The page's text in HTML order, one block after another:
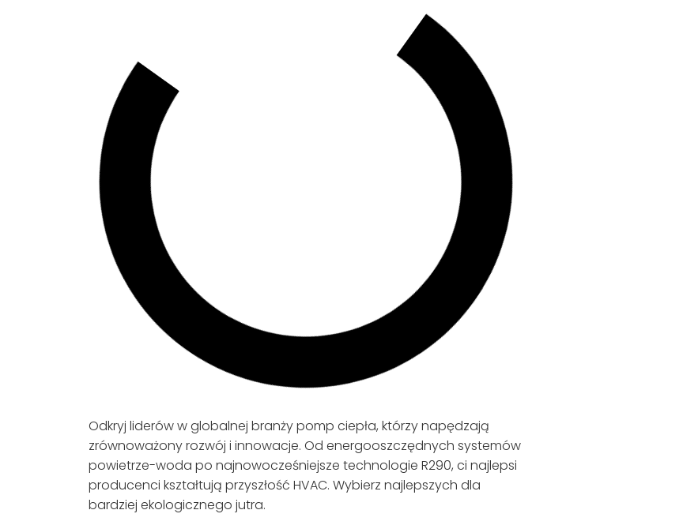
Odkryj liderów w globalnej branży pomp ciepła, którzy napędzają
zrównoważony rozwój i innowacje. Od energooszczędnych systemów
powietrze-woda po najnowocześniejsze technologie R290, ci najlepsi
producenci kształtują przyszłość HVAC. Wybierz najlepszych dla
bardziej ekologicznego jutra.